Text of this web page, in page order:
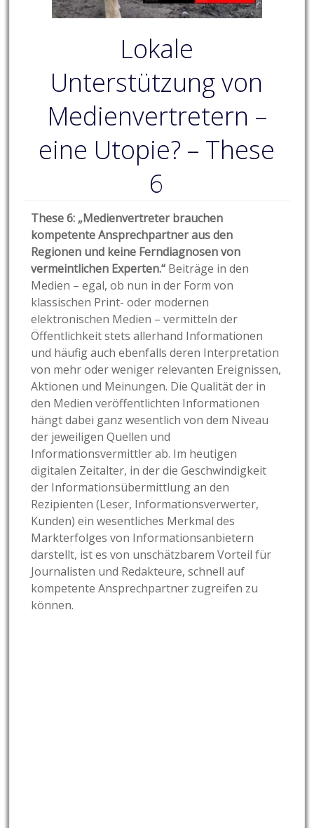
Lokale
Unterstützung von
Medienvertretern –
eine Utopie? – These
6
These 6: „Medienvertreter brauchen
kompetente Ansprechpartner aus den
Regionen und keine Ferndiagnosen von
vermeintlichen Experten.“ Beiträge in den
Medien – egal, ob nun in der Form von
klassischen Print- oder modernen
elektronischen Medien – vermitteln der
Öffentlichkeit stets allerhand Informationen
und häufig auch ebenfalls deren Interpretation
von mehr oder weniger relevanten Ereignissen,
Aktionen und Meinungen. Die Qualität der in
den Medien veröffentlichten Informationen
hängt dabei ganz wesentlich von dem Niveau
der jeweiligen Quellen und
Informationsvermittler ab. Im heutigen
digitalen Zeitalter, in der die Geschwindigkeit
der Informationsübermittlung an den
Rezipienten (Leser, Informationsverwerter,
Kunden) ein wesentliches Merkmal des
Markterfolges von Informationsanbietern
darstellt, ist es von unschätzbarem Vorteil für
Journalisten und Redakteure, schnell auf
kompetente Ansprechpartner zugreifen zu
können.